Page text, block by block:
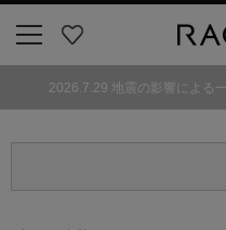
気
2026.7.29 地震の影響による